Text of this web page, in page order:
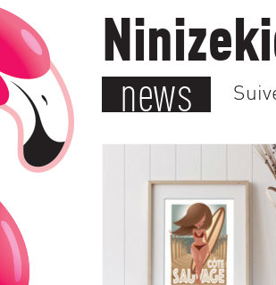
news